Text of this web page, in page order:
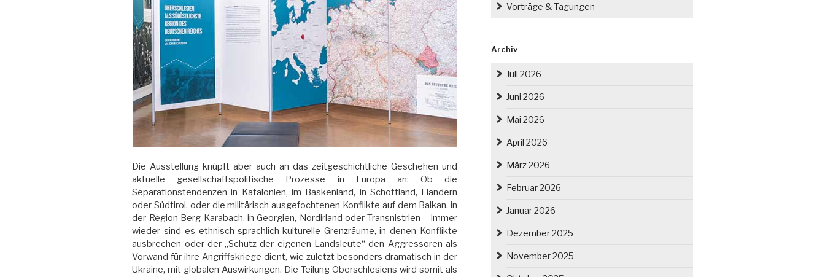
Die Ausstellung knüpft aber auch an das zeitgeschichtliche Geschehen und
aktuelle gesellschaftspolitische Prozesse in Europa an: Ob die
Separationstendenzen in Katalonien, im Baskenland, in Schottland, Flandern
oder Südtirol, oder die militärisch ausgefochtenen Konflikte auf dem Balkan, in
der Region Berg-Karabach, in Georgien, Nordirland oder Transnistrien – immer
wieder sind es ethnisch-sprachlich-kulturelle Grenzräume, in denen Konflikte
ausbrechen oder der „Schutz der eigenen Landsleute“ den Aggressoren als
Vorwand für ihre Angriffskriege dient, wie zuletzt besonders dramatisch in der
Ukraine, mit globalen Auswirkungen. Die Teilung Oberschlesiens wird somit als
Vorträge & Tagungen
Archiv
Juli 2026
Juni 2026
Mai 2026
April 2026
März 2026
Februar 2026
Januar 2026
Dezember 2025
November 2025